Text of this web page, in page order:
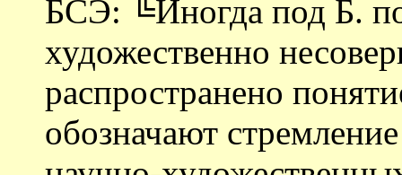
БСЭ: ╚Иногда под Б.
художественно
распространено
обозначают